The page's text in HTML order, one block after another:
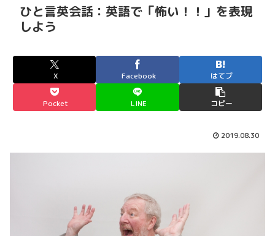
ひと言英会話：英語で「怖い！！」を表現
しよう
X Facebook はてブ
Pocket LINE コピー
2019.08.30